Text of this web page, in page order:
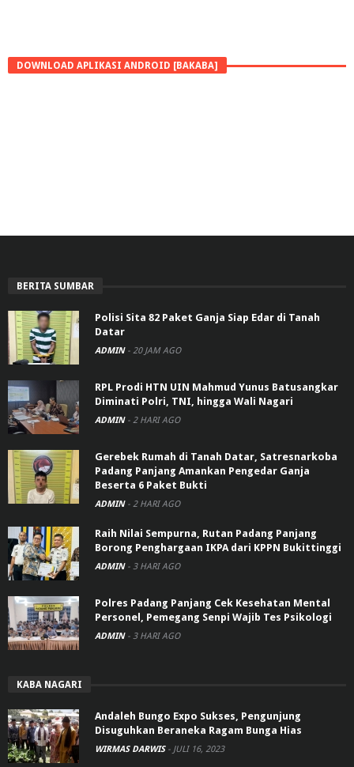
DOWNLOAD APLIKASI ANDROID [BAKABA]
BERITA SUMBAR
Polisi Sita 82 Paket Ganja Siap Edar di Tanah
Datar
ADMIN - 20 JAM AGO
RPL Prodi HTN UIN Mahmud Yunus Batusangkar
Diminati Polri, TNI, hingga Wali Nagari
ADMIN - 2 HARI AGO
Gerebek Rumah di Tanah Datar, Satresnarkoba
Padang Panjang Amankan Pengedar Ganja
Beserta 6 Paket Bukti
ADMIN - 2 HARI AGO
Raih Nilai Sempurna, Rutan Padang Panjang
Borong Penghargaan IKPA dari KPPN Bukittinggi
ADMIN - 3 HARI AGO
Polres Padang Panjang Cek Kesehatan Mental
Personel, Pemegang Senpi Wajib Tes Psikologi
ADMIN - 3 HARI AGO
KABA NAGARI
Andaleh Bungo Expo Sukses, Pengunjung
Disuguhkan Beraneka Ragam Bunga Hias
WIRMAS DARWIS - JULI 16, 2023